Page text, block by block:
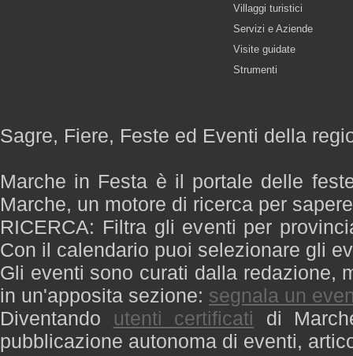
Villaggi turistici
Servizi e Aziende
Visite guidate
Strumenti
Sagre, Fiere, Feste ed Eventi della
Marche in Festa è il portale delle
Marche, un motore di ricerca per
RICERCA: Filtra gli eventi per
Con il calendario puoi selezionare gli
Gli eventi sono curati dalla redazione,
in un'apposita sezione: segnala un
Diventando utenti certificati di
pubblicazione autonoma di eventi,